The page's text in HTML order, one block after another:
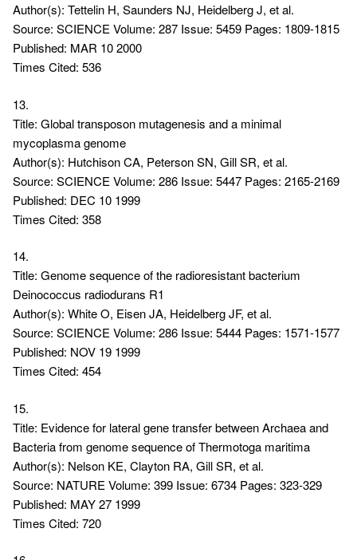
Author(s): Tettelin H, Saunders NJ, Heidelberg J, et al.
Source: SCIENCE Volume: 287 Issue: 5459 Pages: 1809-1815
Published: MAR 10 2000
Times Cited: 536
13.
Title: Global transposon mutagenesis and a minimal
mycoplasma genome
Author(s): Hutchison CA, Peterson SN, Gill SR, et al.
Source: SCIENCE Volume: 286 Issue: 5447 Pages: 2165-2169
Published: DEC 10 1999
Times Cited: 358
14.
Title: Genome sequence of the radioresistant bacterium
Deinococcus radiodurans R1
Author(s): White O, Eisen JA, Heidelberg JF, et al.
Source: SCIENCE Volume: 286 Issue: 5444 Pages: 1571-1577
Published: NOV 19 1999
Times Cited: 454
15.
Title: Evidence for lateral gene transfer between Archaea and
Bacteria from genome sequence of Thermotoga maritima
Author(s): Nelson KE, Clayton RA, Gill SR, et al.
Source: NATURE Volume: 399 Issue: 6734 Pages: 323-329
Published: MAY 27 1999
Times Cited: 720